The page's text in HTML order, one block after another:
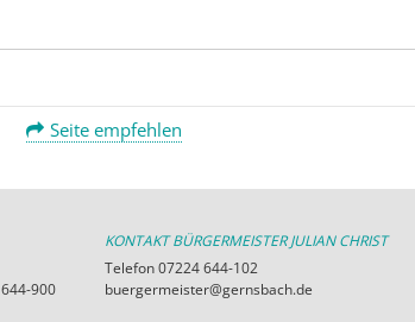
Seite empfehlen
900
KONTAKT BÜRGERMEISTER JULIAN CHRIST
Telefon 07224 644-102
buergermeister@gernsbach.de